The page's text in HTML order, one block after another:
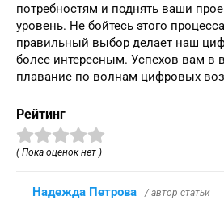
потребностям и поднять ваши
уровень. Не бойтесь этого
правильный выбор делает наш
более интересным. Успехов вам в
плавание по волнам цифровых
Рейтинг
( Пока оценок нет )
Надежда Петрова / автор статьи